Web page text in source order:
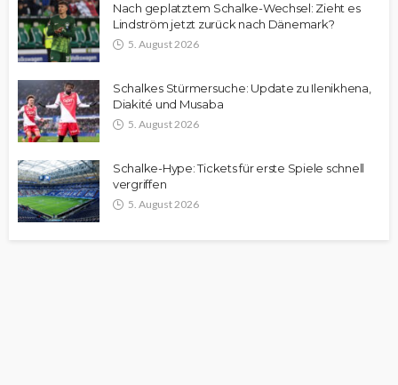
Nach geplatztem Schalke-Wechsel: Zieht es
Lindström jetzt zurück nach Dänemark?
5. August 2026
Schalkes Stürmersuche: Update zu Ilenikhena,
Diakité und Musaba
5. August 2026
Schalke-Hype: Tickets für erste Spiele schnell
vergriffen
5. August 2026